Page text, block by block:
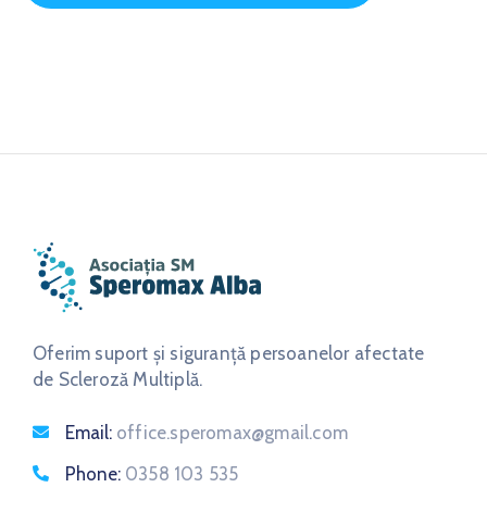
Oferim suport și siguranță persoanelor afectate
de Scleroză Multiplă.
Email: office.speromax@gmail.com
Phone: 0358 103 535